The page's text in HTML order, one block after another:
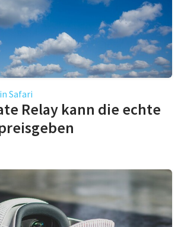
Safari
Relay kann die echte